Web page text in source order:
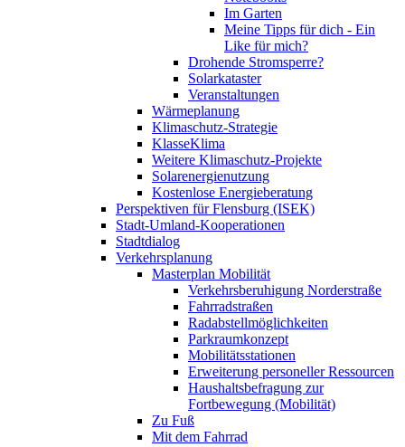
Im Garten
Meine Tipps für dich - Ein
Like für mich?
Drohende Stromsperre?
Solarkataster
Veranstaltungen
Wärmeplanung
Klimaschutz-Strategie
KlasseKlima
Weitere Klimaschutz-Projekte
Solarenergienutzung
Kostenlose Energieberatung
Perspektiven für Flensburg (ISEK)
Stadt-Umland-Kooperationen
Stadtdialog
Verkehrsplanung
Masterplan Mobilität
Verkehrsberuhigung Norderstraße
Fahrradstraßen
Radabstellmöglichkeiten
Parkraumkonzept
Mobilitätsstationen
Erweiterung personeller Ressourcen
Haushaltsbefragung zur
Fortbewegung (Mobilität)
Zu Fuß
Mit dem Fahrrad